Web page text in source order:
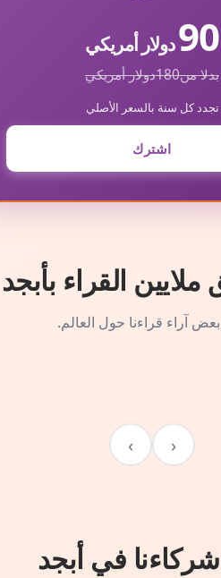
90دولار أمريكي
بدلا من180دولار أمريكي
تجدد كل سنة بالسعر الأصلي
اشترك
ملايين القراء بأبجد
آراء قراءنا حول العالم.
‹
›
شركاءنا في أبجد